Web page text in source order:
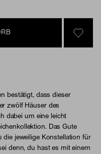
SIGN
bestätigt, dass dieser
zwölf Häuser des
dabei um eine leicht
Das Gute
die jeweilige Konstellation für
denn, du hast es mit einem